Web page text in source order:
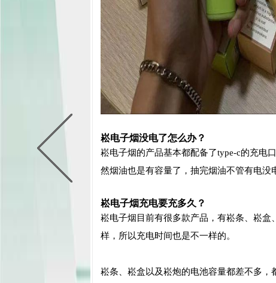
崧电子烟没电了怎么办？
崧电子烟的产品基本都配备了type-c的充电
然烟油也是有容量了，抽完烟油不管有电没
崧电子烟充电要充多久？
崧电子烟目前有很多款产品，有崧条、崧
样，所以充电时间也是不一样的。
崧条、崧盒以及崧炮的电池容量都差不多